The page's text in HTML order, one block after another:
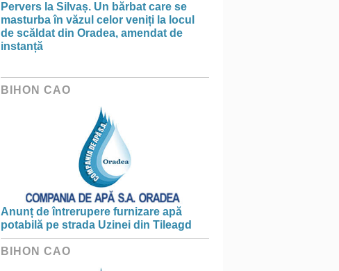
Pervers la Silvaș. Un bărbat care se
masturba în văzul celor veniți la locul
de scăldat din Oradea, amendat de
instanță
BIHON CAO
Anunț de întrerupere furnizare apă
potabilă pe strada Uzinei din Tileagd
BIHON CAO